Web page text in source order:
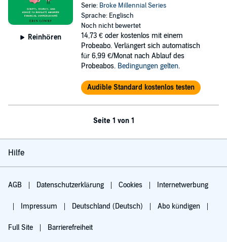
Reinhören
Serie: Broke Millennial Series
Sprache: Englisch
Noch nicht bewertet
14,73 € oder kostenlos mit einem
Probeabo. Verlängert sich automatisch
für 6,99 €/Monat nach Ablauf des
Probeabos. Bedingungen gelten.
Audible Standard kostenlos testen
Seite 1 von 1
Hilfe
AGB Datenschutzerklärung Cookies Internetwerbung
Impressum Deutschland (Deutsch) Abo kündigen
Full Site Barrierefreiheit